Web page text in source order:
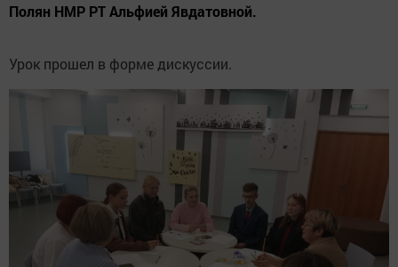
Полян НМР РТ Альфией Явдатовной.
Урок прошел в форме дискуссии.